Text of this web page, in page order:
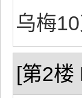
乌梅
[第2楼